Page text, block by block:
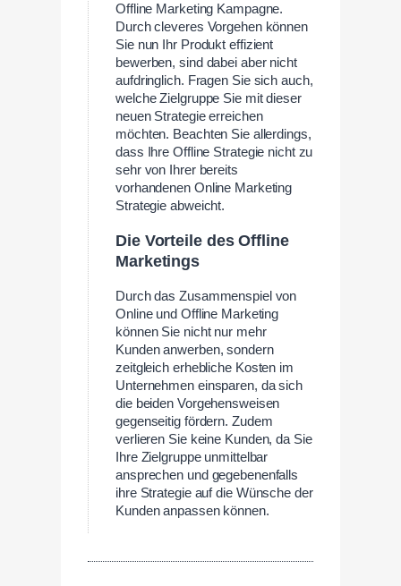
Offline Marketing Kampagne.
Durch cleveres Vorgehen können
Sie nun Ihr Produkt effizient
bewerben, sind dabei aber nicht
aufdringlich. Fragen Sie sich auch,
welche Zielgruppe Sie mit dieser
neuen Strategie erreichen
möchten. Beachten Sie allerdings,
dass Ihre Offline Strategie nicht zu
sehr von Ihrer bereits
vorhandenen Online Marketing
Strategie abweicht.
Die Vorteile des Offline
Marketings
Durch das Zusammenspiel von
Online und Offline Marketing
können Sie nicht nur mehr
Kunden anwerben, sondern
zeitgleich erhebliche Kosten im
Unternehmen einsparen, da sich
die beiden Vorgehensweisen
gegenseitig fördern. Zudem
verlieren Sie keine Kunden, da Sie
Ihre Zielgruppe unmittelbar
ansprechen und gegebenenfalls
ihre Strategie auf die Wünsche der
Kunden anpassen können.